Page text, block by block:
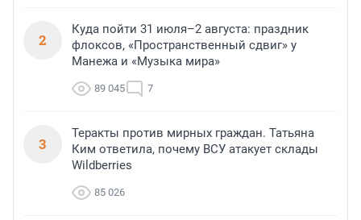
2
Куда пойти 31 июля–2 августа: праздник
флоксов, «Пространственный сдвиг» у
Манежа и «Музыка мира»
89 045 7
3
Теракты против мирных граждан. Татьяна
Ким ответила, почему ВСУ атакует склады
Wildberries
85 026